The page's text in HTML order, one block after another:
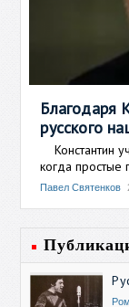
Благодаря
русского
Константин
когда простые
Павел Святенков